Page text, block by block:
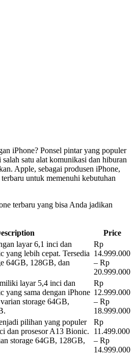
iPhone? Ponsel pintar yang populer
satu alat komunikasi dan hiburan
Apple, sebagai produsen iPhone,
untuk memenuhi kebutuhan
terbaru yang bisa Anda jadikan
Price
layar 6,1 inci dan
yang lebih cepat. Tersedia
64GB, 128GB, dan
Rp
14.999.000
– Rp
20.999.000
layar 5,4 inci dan
yang sama dengan iPhone
storage 64GB,
Rp
12.999.000
– Rp
18.999.000
pilihan yang populer
dan prosesor A13 Bionic.
storage 64GB, 128GB,
Rp
11.499.000
– Rp
14.999.000